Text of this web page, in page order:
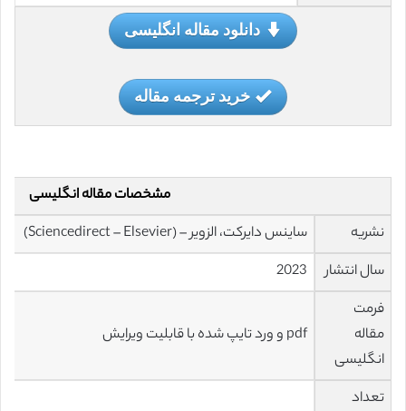
دانلود مقاله انگلیسی
خرید ترجمه مقاله
مشخصات مقاله انگلیسی
نشریه
ساینس دایرکت، الزویر – (Sciencedirect – Elsevier)
سال انتشار
2023
فرمت
مقاله
انگلیسی
pdf و ورد تایپ شده با قابلیت ویرایش
تعداد